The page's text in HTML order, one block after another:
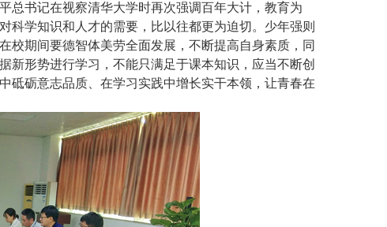
总书记在视察清华大学时再次强调百年大计，教育为
科学知识和人才的需要，比以往都更为迫切。少年强则
校期间要德智体美劳全面发展，不断提高自身素质，同
新形势进行学习，不能只满足于课本知识，应当不断创
砥砺意志品质、在学习实践中增长实干本领，让青春在